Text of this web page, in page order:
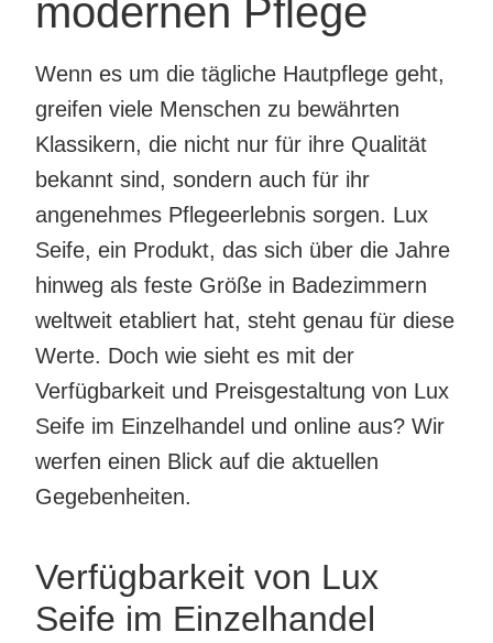
modernen Pflege
Wenn es um die tägliche Hautpflege geht,
greifen viele Menschen zu bewährten
Klassikern, die nicht nur für ihre Qualität
bekannt sind, sondern auch für ihr
angenehmes Pflegeerlebnis sorgen. Lux
Seife, ein Produkt, das sich über die Jahre
hinweg als feste Größe in Badezimmern
weltweit etabliert hat, steht genau für diese
Werte. Doch wie sieht es mit der
Verfügbarkeit und Preisgestaltung von Lux
Seife im Einzelhandel und online aus? Wir
werfen einen Blick auf die aktuellen
Gegebenheiten.
Verfügbarkeit von Lux
Seife im Einzelhandel